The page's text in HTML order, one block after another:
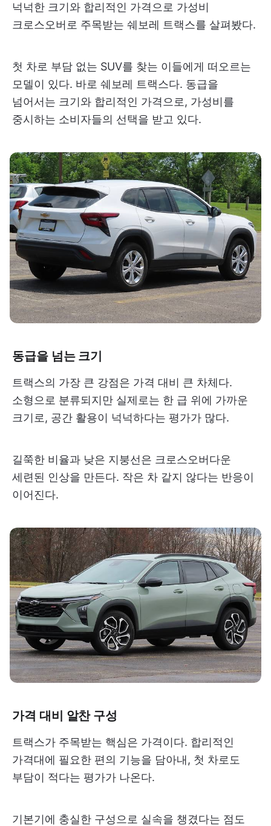
넉넉한 크기와 합리적인 가격으로 가성비
크로스오버로 주목받는 쉐보레 트랙스를 살펴봤다.
첫 차로 부담 없는 SUV를 찾는 이들에게 떠오르는
모델이 있다. 바로 쉐보레 트랙스다. 동급을
넘어서는 크기와 합리적인 가격으로, 가성비를
중시하는 소비자들의 선택을 받고 있다.
동급을 넘는 크기
트랙스의 가장 큰 강점은 가격 대비 큰 차체다.
소형으로 분류되지만 실제로는 한 급 위에 가까운
크기로, 공간 활용이 넉넉하다는 평가가 많다.
길쭉한 비율과 낮은 지붕선은 크로스오버다운
세련된 인상을 만든다. 작은 차 같지 않다는 반응이
이어진다.
가격 대비 알찬 구성
트랙스가 주목받는 핵심은 가격이다. 합리적인
가격대에 필요한 편의 기능을 담아내, 첫 차로도
부담이 적다는 평가가 나온다.
기본기에 충실한 구성으로 실속을 챙겼다는 점도